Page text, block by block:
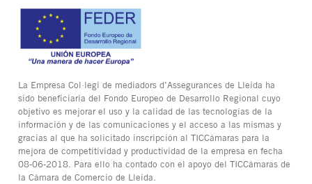
La Empresa Col·legi de mediadors d’Assegurances de Lleida ha
sido beneficiaria del Fondo Europeo de Desarrollo Regional cuyo
objetivo es mejorar el uso y la calidad de las tecnologías de la
información y de las comunicaciones y el acceso a las mismas y
gracias al que ha solicitado inscripción al TICCámaras para la
mejora de competitividad y productividad de la empresa en fecha
08-06-2018. Para ello ha contado con el apoyo del TICCámaras de
la Cámara de Comercio de Lleida.